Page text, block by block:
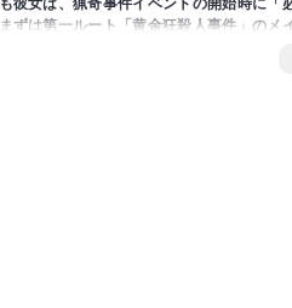
まずは第一ルート「黄金狂殺人事件」の